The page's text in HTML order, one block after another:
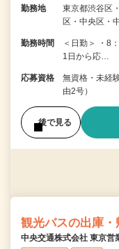
勤務地
東京都渋谷区
区・中央区・
勤務時間
＜日勤＞ ・8
1日から応…
応募資格
無資格・未経
由2号）
後で見る
観光バスの出庫
中央交通株式会社 東京営